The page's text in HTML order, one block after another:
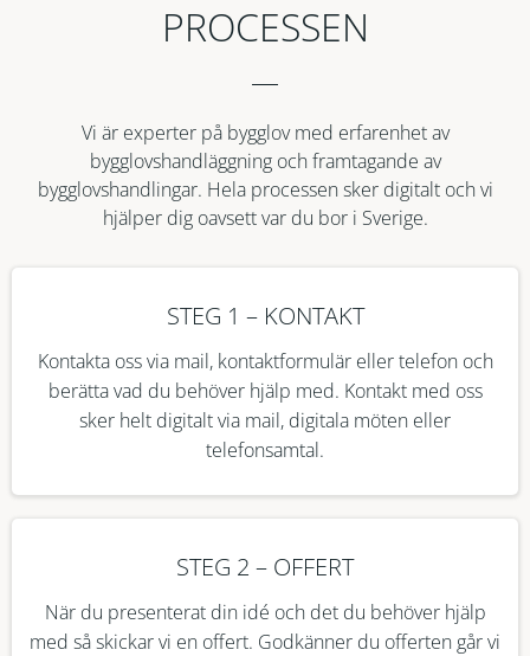
PROCESSEN
Vi är experter på bygglov med erfarenhet av
bygglovshandläggning och framtagande av
bygglovshandlingar. Hela processen sker digitalt och vi
hjälper dig oavsett var du bor i Sverige.
STEG 1 – KONTAKT
Kontakta oss via mail, kontaktformulär eller telefon och
berätta vad du behöver hjälp med. Kontakt med oss
sker helt digitalt via mail, digitala möten eller
telefonsamtal.
STEG 2 – OFFERT
När du presenterat din idé och det du behöver hjälp
med så skickar vi en offert. Godkänner du offerten går vi